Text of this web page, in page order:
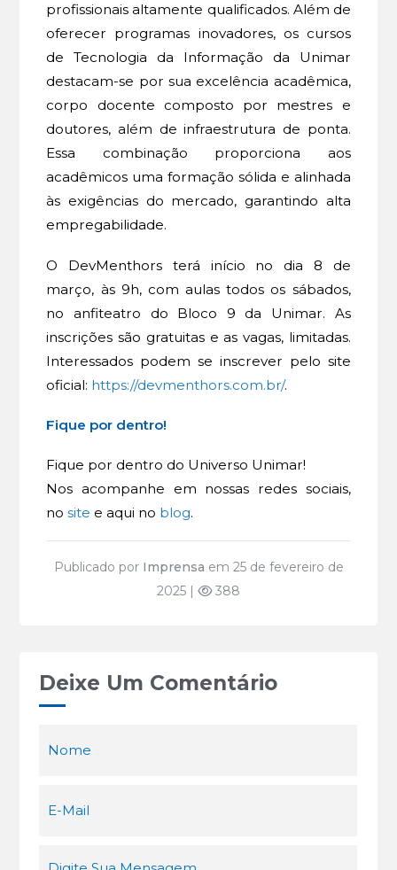
profissionais altamente qualificados. Além de
oferecer programas inovadores, os cursos
de Tecnologia da Informação da Unimar
destacam-se por sua excelência acadêmica,
corpo docente composto por mestres e
doutores, além de infraestrutura de ponta.
Essa combinação proporciona aos
acadêmicos uma formação sólida e alinhada
às exigências do mercado, garantindo alta
empregabilidade.
O DevMenthors terá início no dia 8 de
março, às 9h, com aulas todos os sábados,
no anfiteatro do Bloco 9 da Unimar. As
inscrições são gratuitas e as vagas, limitadas.
Interessados podem se inscrever pelo site
oficial: https://devmenthors.com.br/.
Fique por dentro!
Fique por dentro do Universo Unimar!
Nos acompanhe em nossas redes sociais,
nosite e aqui no blog.
Publicado por Imprensa em 25 de fevereiro de
2025 |
388
Deixe Um Comentário